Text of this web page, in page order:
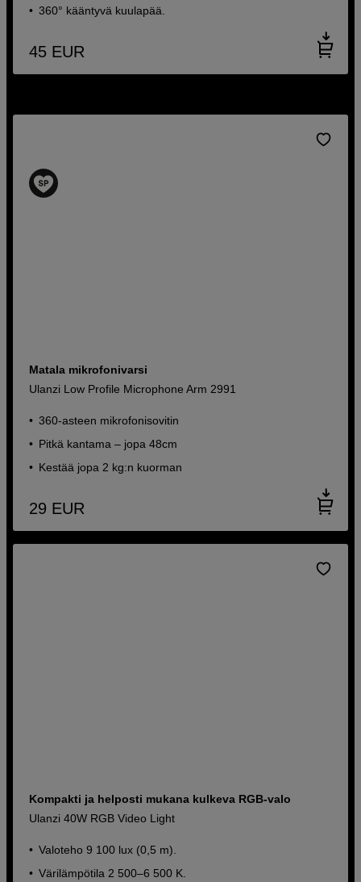
360° kääntyvä kuulapää.
45 EUR
Matala mikrofonivarsi
Ulanzi Low Profile Microphone Arm 2991
360-asteen mikrofonisovitin
Pitkä kantama – jopa 48cm
Kestää jopa 2 kg:n kuorman
29 EUR
Kompakti ja helposti mukana kulkeva RGB-valo
Ulanzi 40W RGB Video Light
Valoteho 9 100 lux (0,5 m).
Värilämpötila 2 500–6 500 K.